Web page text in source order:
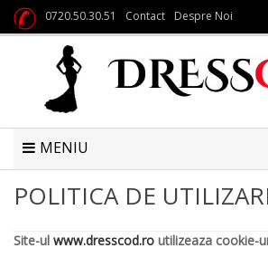
0720.50.30.51 Contact Despre Noi
MENIU
POLITICA DE
Site-ul www.dresscod.ro utilizeaza cookie-